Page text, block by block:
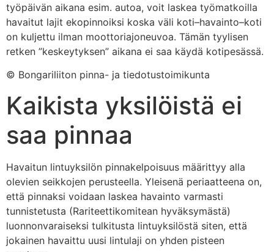
työpäivän aikana esim. autoa, voit laskea työmatkoilla
havaitut lajit ekopinnoiksi koska väli koti–havainto–koti
on kuljettu ilman moottoriajoneuvoa. Tämän tyylisen
retken ”keskeytyksen” aikana ei saa käydä kotipesässä.
© Bongariliiton pinna- ja tiedotustoimikunta
Kaikista yksilöistä ei
saa pinnaa
Havaitun lintuyksilön pinnakelpoisuus määrittyy alla
olevien seikkojen perusteella. Yleisenä periaatteena on,
että pinnaksi voidaan laskea havainto varmasti
tunnistetusta (Rariteettikomitean hyväksymästä)
luonnonvaraiseksi tulkitusta lintuyksilöstä siten, että
jokainen havaittu uusi lintulaji on yhden pisteen